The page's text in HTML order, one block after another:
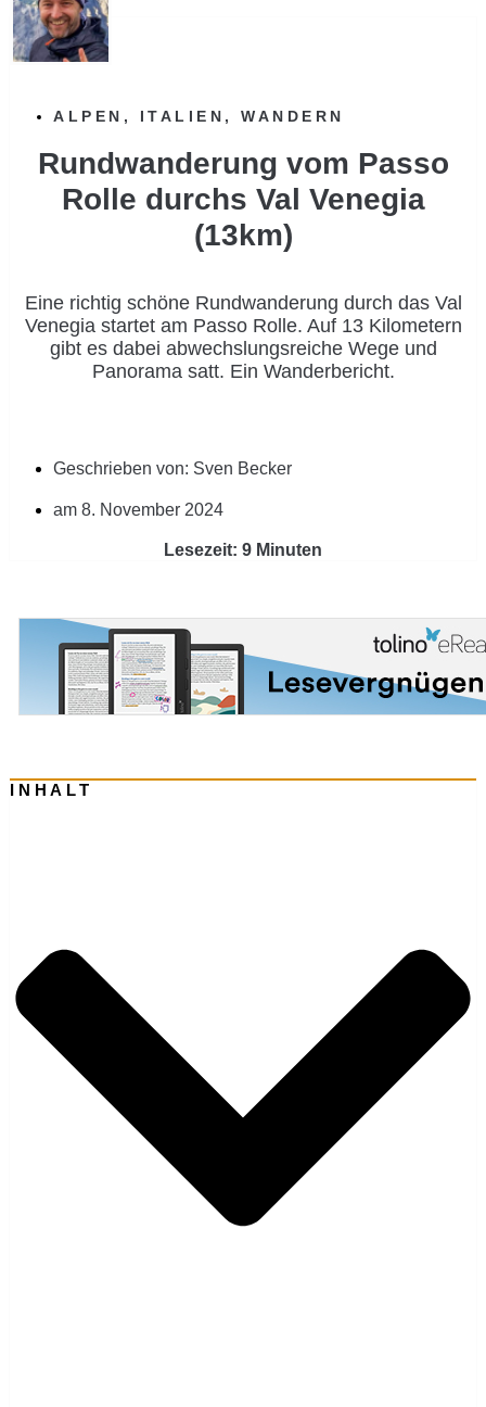
ALPEN , ITALIEN , WANDERN
Rundwanderung vom Passo
Rolle durchs Val Venegia
(13km)
Eine richtig schöne Rundwanderung durch das Val
Venegia startet am Passo Rolle. Auf 13 Kilometern
gibt es dabei abwechslungsreiche Wege und
Panorama satt. Ein Wanderbericht.
Geschrieben von: Sven Becker
am 8. November 2024
Lesezeit: 9 Minuten
INHALT